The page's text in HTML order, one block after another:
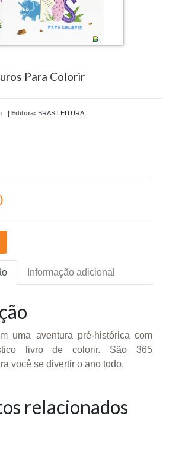
Para Colorir
| Editora: BRASILEITURA
Informação adicional
uma aventura pré-histórica com
livro de colorir. São 365
você se divertir o ano todo.
relacionados